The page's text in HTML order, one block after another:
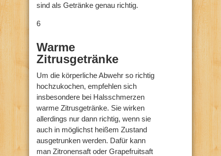
sind als Getränke genau richtig.
6
Warme
Zitrusgetränke
Um die körperliche Abwehr so richtig
hochzukochen, empfehlen sich
insbesondere bei Halsschmerzen
warme Zitrusgetränke. Sie wirken
allerdings nur dann richtig, wenn sie
auch in möglichst heißem Zustand
ausgetrunken werden. Dafür kann
man Zitronensaft oder Grapefruitsaft